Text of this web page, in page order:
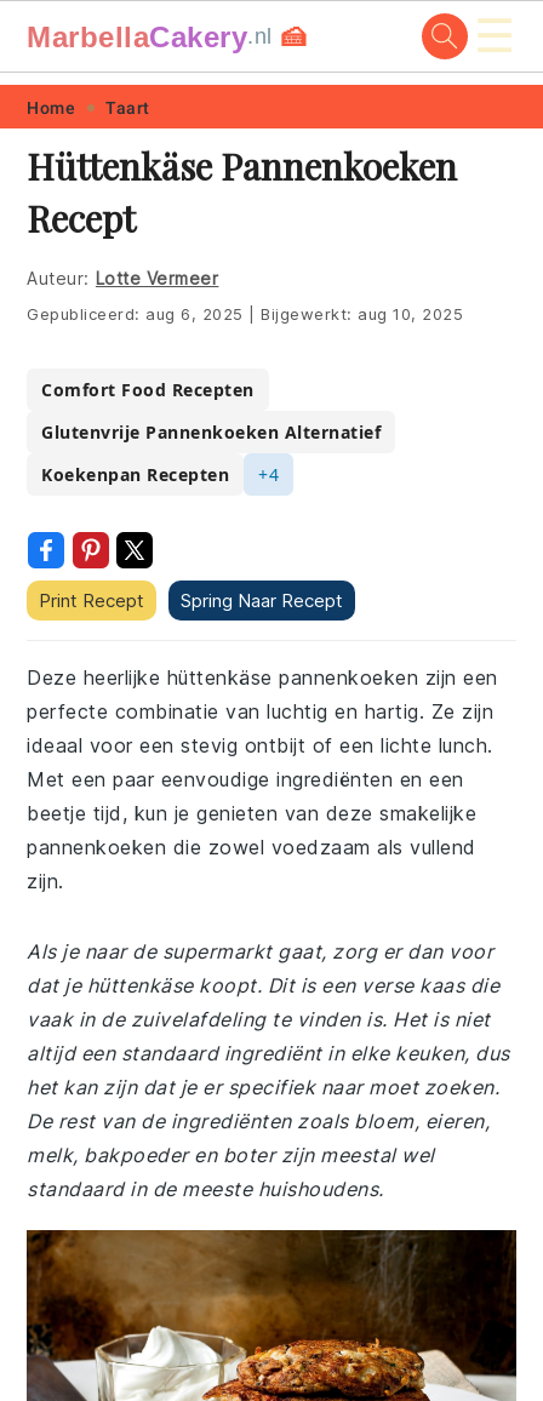
Skip
primary
navigation
Skip
main
content
Skip
primary
sidebar
Skip
footer
MarbellaCakery.nl 🍰 ☰
Home Taart
Hüttenkäse Pannenkoeken
Recept
Auteur: Lotte Vermeer
Gepubliceerd: aug 6, 2025 Bijgewerkt: aug 10, 2025
Comfort Food Recepten
Glutenvrije Pannenkoeken Alternatief
Koekenpan Recepten
+4
Print Recept Spring Naar Recept
Deze heerlijke hüttenkäse pannenkoeken zijn een
perfecte combinatie van luchtig en hartig. Ze zijn
ideaal voor een stevig ontbijt of een lichte lunch.
Met een paar eenvoudige ingrediënten en een
beetje tijd, kun je genieten van deze smakelijke
pannenkoeken die zowel voedzaam als vullend
zijn.
Als je naar de supermarkt gaat, zorg er dan voor
dat je hüttenkäse koopt. Dit is een verse kaas die
vaak in de zuivelafdeling te vinden is. Het is niet
altijd een standaard ingrediënt in elke keuken, dus
het kan zijn dat je er specifiek naar moet zoeken.
De rest van de ingrediënten zoals bloem, eieren,
melk, bakpoeder en boter zijn meestal wel
standaard in de meeste huishoudens.